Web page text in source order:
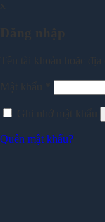
Quên mật khẩu?